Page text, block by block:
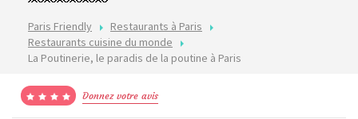
Paris Friendly
Restaurants à Paris
Restaurants cuisine du monde
La Poutinerie, le paradis de la poutine à Paris
Donnez votre avis